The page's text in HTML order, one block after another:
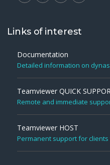
Links of interest
Documentation
Detailed information on
Teamviewer QUICK
Remote and immediate
Teamviewer HOST
Permanent support for